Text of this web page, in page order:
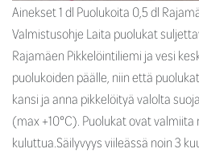
Ainekset 1 dl Puolukoita 0,5 dl
Valmistusohje Laita puolukat
Rajamäen Pikkelöintiliemi ja vesi
puolukoiden päälle, niin että
kansi ja anna pikkelöityä valolta
(max +10°C). Puolukat ovat
kuluttua.Säilyvyys viileässä noin 3